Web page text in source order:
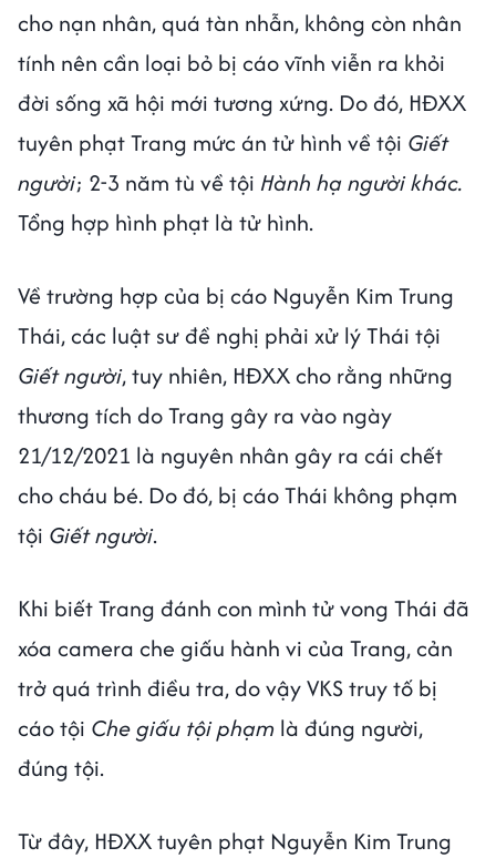
cho nạn nhân, quá tàn nhẫn, không còn nhân
tính nên cần loại bỏ bị cáo vĩnh viễn ra khỏi
đời sống xã hội mới tương xứng. Do đó, HĐXX
tuyên phạt Trang mức án tử hình về tội Giết
người; 2-3 năm tù về tội Hành hạ người khác.
Tổng hợp hình phạt là tử hình.
Về trường hợp của bị cáo Nguyễn Kim Trung
Thái, các luật sư đề nghị phải xử lý Thái tội
Giết người, tuy nhiên, HĐXX cho rằng những
thương tích do Trang gây ra vào ngày
21/12/2021 là nguyên nhân gây ra cái chết
cho cháu bé. Do đó, bị cáo Thái không phạm
tội Giết người.
Khi biết Trang đánh con mình tử vong Thái đã
xóa camera che giấu hành vi của Trang, cản
trở quá trình điều tra, do vậy VKS truy tố bị
cáo tội Che giấu tội phạm là đúng người,
đúng tội.
Từ đây, HĐXX tuyên phạt Nguyễn Kim Trung